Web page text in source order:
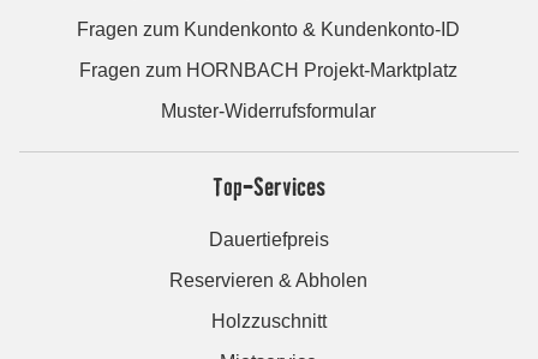
Fragen zum Kundenkonto & Kundenkonto-ID
Fragen zum HORNBACH Projekt-Marktplatz
Muster-Widerrufsformular
Top-Services
Dauertiefpreis
Reservieren & Abholen
Holzzuschnitt